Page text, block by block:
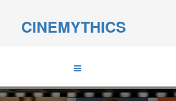
CINEMYTHICS